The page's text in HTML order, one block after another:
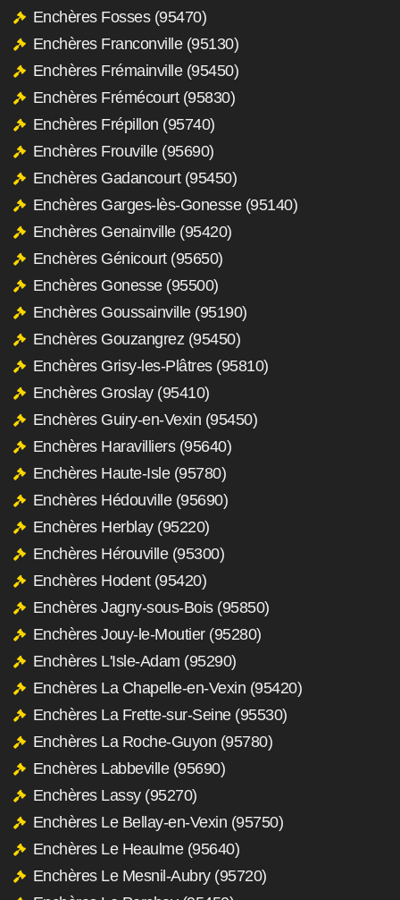
Enchères Fosses (95470)
Enchères Franconville (95130)
Enchères Frémainville (95450)
Enchères Frémécourt (95830)
Enchères Frépillon (95740)
Enchères Frouville (95690)
Enchères Gadancourt (95450)
Enchères Garges-lès-Gonesse (95140)
Enchères Genainville (95420)
Enchères Génicourt (95650)
Enchères Gonesse (95500)
Enchères Goussainville (95190)
Enchères Gouzangrez (95450)
Enchères Grisy-les-Plâtres (95810)
Enchères Groslay (95410)
Enchères Guiry-en-Vexin (95450)
Enchères Haravilliers (95640)
Enchères Haute-Isle (95780)
Enchères Hédouville (95690)
Enchères Herblay (95220)
Enchères Hérouville (95300)
Enchères Hodent (95420)
Enchères Jagny-sous-Bois (95850)
Enchères Jouy-le-Moutier (95280)
Enchères L'Isle-Adam (95290)
Enchères La Chapelle-en-Vexin (95420)
Enchères La Frette-sur-Seine (95530)
Enchères La Roche-Guyon (95780)
Enchères Labbeville (95690)
Enchères Lassy (95270)
Enchères Le Bellay-en-Vexin (95750)
Enchères Le Heaulme (95640)
Enchères Le Mesnil-Aubry (95720)